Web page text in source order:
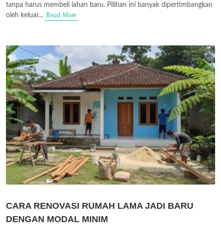
tanpa harus membeli lahan baru. Pilihan ini banyak dipertimbangkan
oleh keluar... Read More
CARA RENOVASI RUMAH LAMA JADI BARU
DENGAN MODAL MINIM